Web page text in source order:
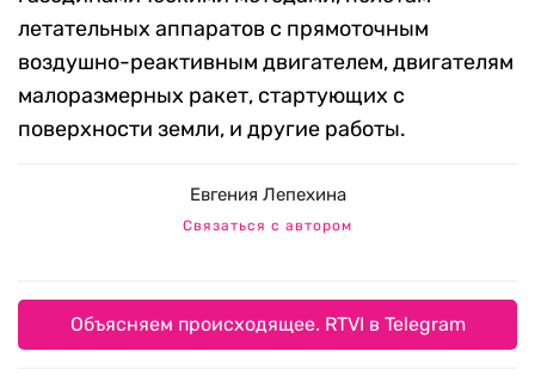
летательных аппаратов с прямоточным
воздушно-реактивным двигателем, двигателям
малоразмерных ракет, стартующих с
поверхности земли, и другие работы.
Евгения Лепехина
Связаться с автором
Объясняем происходящее. RTVI в Telegram